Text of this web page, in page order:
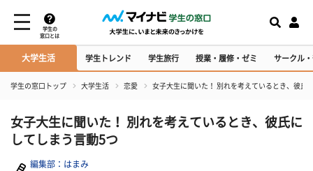
学生の
窓口とは
大学生活 学生トレンド 学生旅行 授業・履修・ゼミ サークル
学生の窓口トップ 大学生活 恋愛 女子大生に聞いた！ 別れを考えているとき、彼氏
女子大生に聞いた！ 別れを考えているとき、彼氏に
してしまう言動5つ
編集部：はまみ